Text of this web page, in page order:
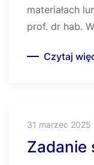
materiałach
prof. dr hab.
Czytaj
31 marzec 2025
Zadanie